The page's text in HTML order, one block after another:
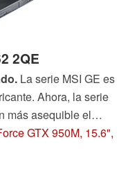
2QE
La serie MSI GE es
Ahora, la serie
más asequible el
por el camino?
GTX 950M, 15.6",